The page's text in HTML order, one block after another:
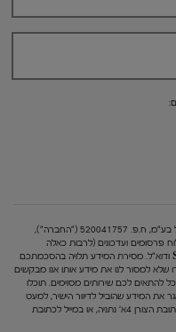
הפרטים שתמסרו יישמרו במאגר המידע של לוריאל ישראל בע"מ, ח.פ. 520041757 ("החברה"),
פרסומים ועדכונים (לרבות כאלה
המותאמים לכם אישית) באמצעי המדיה השונים, כגון SMS ודוא"ל. מסירת המידע תלויה בהסכמתכם
למסור לנו את מידע אותו אנו מבקשים
להתאים לכם שירותים מסוימים. תוכלו
המידע שהוביל לדיוור הישיר, למעט
במייל לכתובת